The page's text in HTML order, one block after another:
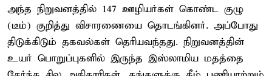
அந்த நிறுவனத்தில் 147 ஊழியர்கள் கொண்ட குழு
(டீம்) குறித்து விசாரணையை தொடங்கினர். அப்போது
திடுக்கிடும் தகவல்கள் தெரியவந்தது. நிறுவனத்தின்
உயர் பொறுப்புகளில் இருந்த இஸ்லாமிய மதத்தை